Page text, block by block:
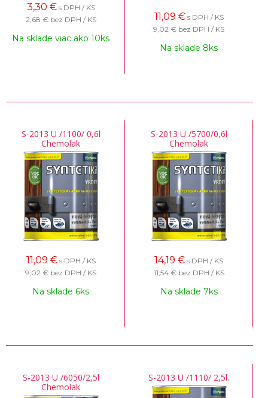
3,30 € s DPH / KS
2,68 € bez DPH / KS
Na sklade viac ako 10ks
11,09 € s DPH / KS
9,02 € bez DPH / KS
Na sklade 8ks
S-2013 U /1100/ 0,6l
Chemolak
11,09 € s DPH / KS
9,02 € bez DPH / KS
Na sklade 6ks
S-2013 U /5700/0,6l
Chemolak
14,19 € s DPH / KS
11,54 € bez DPH / KS
Na sklade 7ks
S-2013 U /6050/2,5l
Chemolak
S-2013 U /1110/ 2,5l.